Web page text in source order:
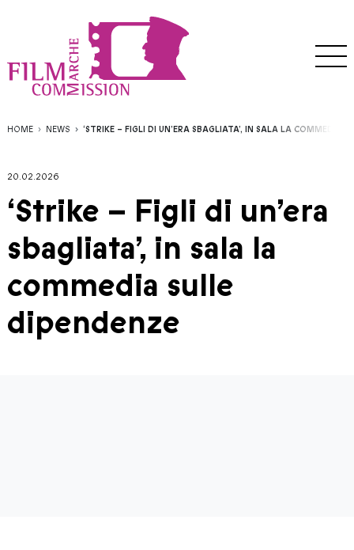
HOME NEWS ‘STRIKE – FIGLI DI UN’ERA SBAGLIATA’, IN SALA LA COMMEDIA
20.02.2026
‘Strike – Figli di un’era
sbagliata’, in sala la
commedia sulle
dipendenze